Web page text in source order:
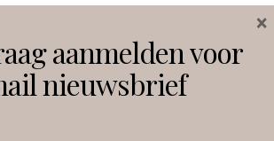
aanmelden voor
nieuwsbrief
×